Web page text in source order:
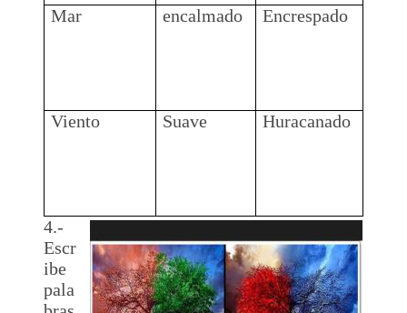
Mar encalmado Encrespado
Viento Suave Huracanado
4.-
Escr
ibe
pala